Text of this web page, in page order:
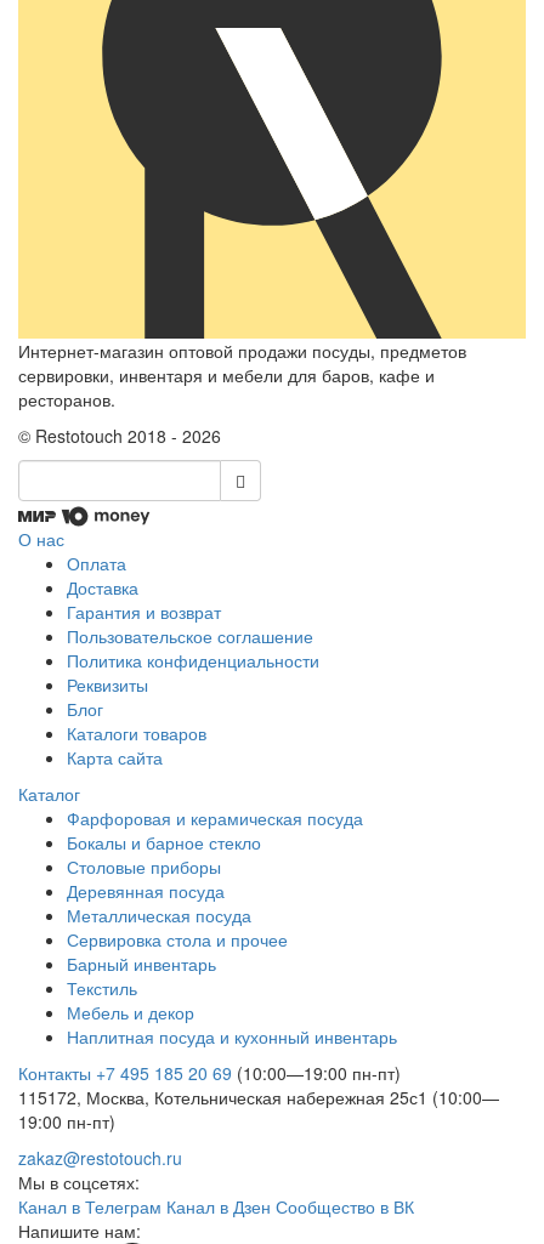
Интернет-магазин оптовой продажи посуды, предметов
сервировки, инвентаря и мебели для баров, кафе и
ресторанов.
© Restotouch 2018 - 2026
О нас
Оплата
Доставка
Гарантия и возврат
Пользовательское соглашение
Политика конфиденциальности
Реквизиты
Блог
Каталоги товаров
Карта сайта
Каталог
Фарфоровая и керамическая посуда
Бокалы и барное стекло
Столовые приборы
Деревянная посуда
Металлическая посуда
Сервировка стола и прочее
Барный инвентарь
Текстиль
Мебель и декор
Наплитная посуда и кухонный инвентарь
Контакты +7 495 185 20 69 (10:00—19:00 пн-пт)
115172, Москва, Котельническая набережная 25с1 (10:00—
19:00 пн-пт)
zakaz@restotouch.ru
Мы в соцсетях:
Канал в Телеграм Канал в Дзен Сообщество в ВК
Напишите нам: